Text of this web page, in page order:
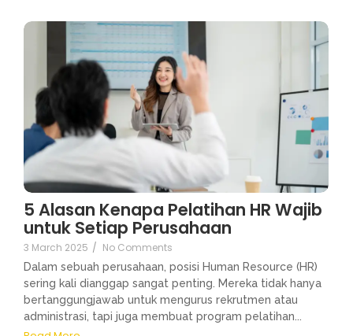
5 Alasan Kenapa Pelatihan HR Wajib
untuk Setiap Perusahaan
3 March 2025 / No Comments
Dalam sebuah perusahaan, posisi Human Resource (HR)
sering kali dianggap sangat penting. Mereka tidak hanya
bertanggungjawab untuk mengurus rekrutmen atau
administrasi, tapi juga membuat program pelatihan...